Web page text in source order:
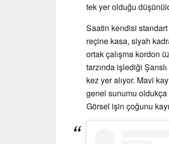
tek yer olduğu
Saatin kendisi
reçine kasa, siyah
ortak çalışma kordon
tarzında işlediği
kez yer alıyor. Mavi
genel sunumu oldukça
Görsel işin çoğunu